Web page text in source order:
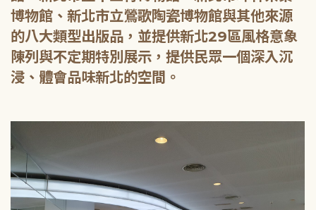
博物館、新北市立鶯歌陶瓷博物館與其他來源
的八大類型出版品，並提供新北29區風格意象
陳列與不定期特別展示，提供民眾一個深入沉
浸、體會品味新北的空間。